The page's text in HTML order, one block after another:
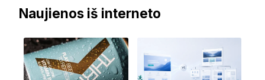
Naujienos iš interneto